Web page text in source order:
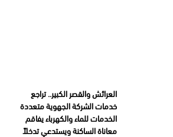
العرائش والقصر الكبير.. تراجع
خدمات الشركة الجهوية متعددة
الخدمات للماء والكهرباء يفاقم
معاناة الساكنة ويستدعي تدخلاً